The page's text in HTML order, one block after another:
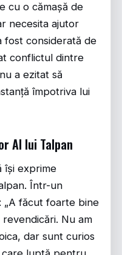
cu o cămașă de
necesita ajutor
fost considerată de
conflictul dintre
a ezitat să
împotriva lui
Al lui Talpan
își exprime
Într-un
„A făcut foarte bine
Nu am
dar sunt curios